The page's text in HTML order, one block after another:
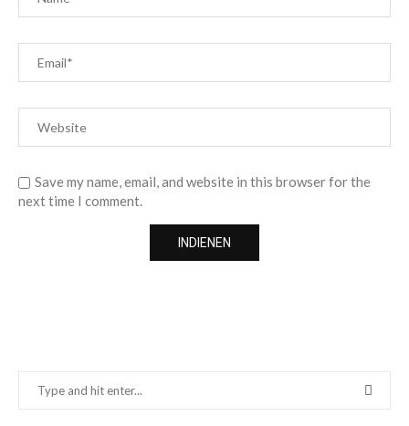
Save my name, email, and website in this browser for the
next time I comment.